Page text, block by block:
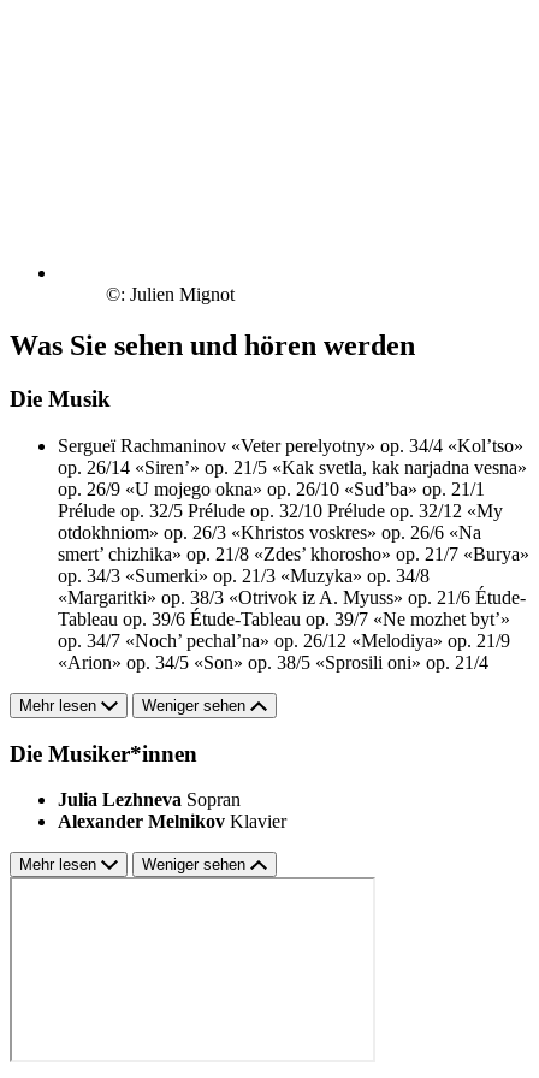
©: Julien Mignot
Was Sie sehen und hören werden
Die Musik
Sergueï Rachmaninov «Veter perelyotny» op. 34/4 «Kol’tso»
op. 26/14 «Siren’» op. 21/5 «Kak svetla, kak narjadna vesna»
op. 26/9 «U mojego okna» op. 26/10 «Sud’ba» op. 21/1
Prélude op. 32/5 Prélude op. 32/10 Prélude op. 32/12 «My
otdokhniom» op. 26/3 «Khristos voskres» op. 26/6 «Na
smert’ chizhika» op. 21/8 «Zdes’ khorosho» op. 21/7 «Burya»
op. 34/3 «Sumerki» op. 21/3 «Muzyka» op. 34/8
«Margaritki» op. 38/3 «Otrivok iz A. Myuss» op. 21/6 Étude-
Tableau op. 39/6 Étude-Tableau op. 39/7 «Ne mozhet byt’»
op. 34/7 «Noch’ pechal’na» op. 26/12 «Melodiya» op. 21/9
«Arion» op. 34/5 «Son» op. 38/5 «Sprosili oni» op. 21/4
Mehr lesen Weniger sehen
Die Musiker*innen
Julia Lezhneva Sopran
Alexander Melnikov Klavier
Mehr lesen Weniger sehen